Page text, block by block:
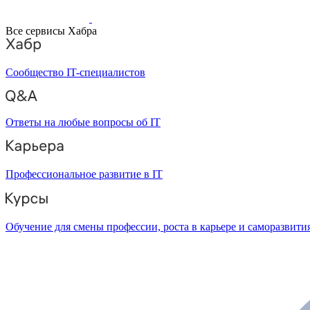
Все сервисы Хабра
Сообщество IT-специалистов
Ответы на любые вопросы об IT
Профессиональное развитие в IT
Обучение для смены профессии, роста в карьере и